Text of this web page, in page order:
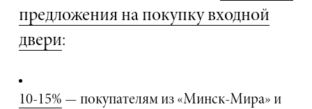
предложения на покупку входной
двери:
10-15% — покупателям из «Минск-Мира» и